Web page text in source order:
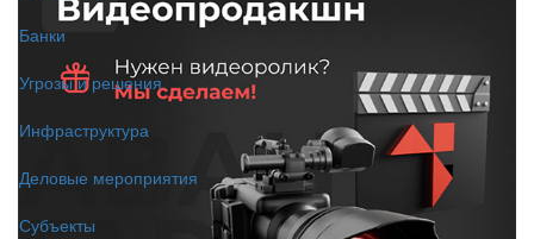
Банки
Угрозы и решения
Инфраструктура
Деловые мероприятия
Субъекты